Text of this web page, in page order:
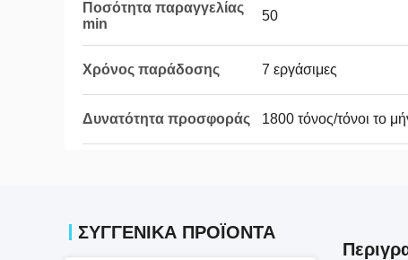
Ποσότητα παραγγελίας
min
50
Χρόνος παράδοσης 7 εργάσιμες
Δυνατότητα προσφοράς 1800 τόνος/τόνοι το
ΣΥΓΓΕΝΙΚΆ ΠΡΟΪΌΝΤΑ